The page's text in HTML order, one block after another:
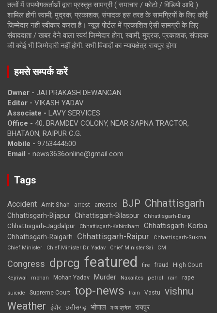
तत्वों में उपयोगकर्ताओं द्वारा प्रस्तुत सामग्री ( समाचार / फोटो / विडियो आदि )
शामिल होगी स्वामी, मुद्रक, प्रकाशक, संपादक इस तरह के सामग्रियों के लिए कोई
ज़िम्मेदार नहीं स्वीकार करता है। न्यूज़ पोर्टल में प्रकाशित ऐसी सामग्री के लिए
संवाददाता / खबर देने वाला स्वयं जिम्मेदार होगा, स्वामी, मुद्रक, प्रकाशक, संपादक
की कोई भी जिम्मेदारी नहीं होगी. सभी विवादों का न्यायक्षेत्र रायपुर होगा
हमसे सम्पर्क करें
Owner - JAI PRAKASH DEWANGAN
Editor - VIKASH YADAV
Associate - LAVY SERVICES
Office - 40, BRAMDEV COLONY, NEAR SAPNA TRACTOR,
BHATAON, RAIPUR C.G.
Mobile - 9753444500
Email - news3636online@gmail.com
Tags
Accident Amit Shah arrest arrested BJP Chhattisgarh
Chhattisgarh-Bijapur Chhattisgarh-Bilaspur Chhattisgarh-Durg
Chhattisgarh-Jagdalpur Chhattisgarh-Kabirdham Chhattisgarh-Korba
Chhattisgarh-Raigarh Chhattisgarh-Raipur
Chhattisgarh-Sukma
Chief Minister
Chief Minister Dr. Yadav Chief Minister Sai CM
Congress dprcg featured fire fraud High Court
Kejriwal mohan Mohan Yadav Murder Naxalites petrol rain rape
suicide Supreme Court top-news train Vastu vishnu
Weather इंदौर छत्तीसगढ़ भोपाल मध्य प्रदेश रायपुर